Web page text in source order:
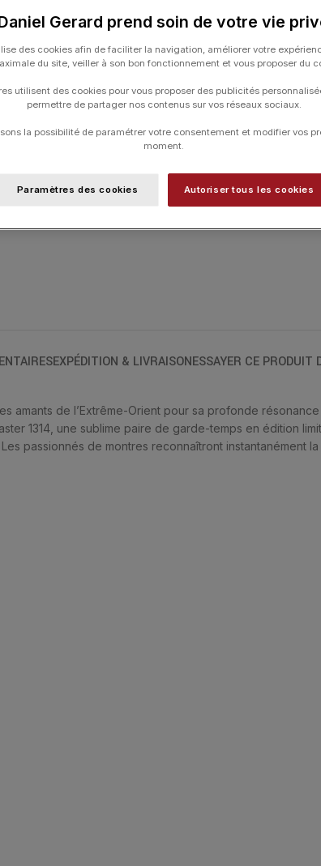
UGS :R14053716
Catégories : Dia, HORLOGERIE,
EXPÉDITION & LIVRAISONESSAYER CE PRODUIT
amants de l’Extrême-Orient pour sa profonde
1314, une sublime paire de garde-temps en édition
passionnés de montres reconnaîtront instantanément
Gerard prend soin de votre vie
des cookies afin de faciliter la navigation, améliorer votre
du site, veiller à son bon fonctionnement et vous proposer du
utilisent des cookies pour vous proposer des publicités
permettre de partager nos contenus sur vos réseaux sociaux.
la possibilité de paramétrer votre consentement et modifier vos
moment.
Paramètres des cookies Autoriser tous les cookies